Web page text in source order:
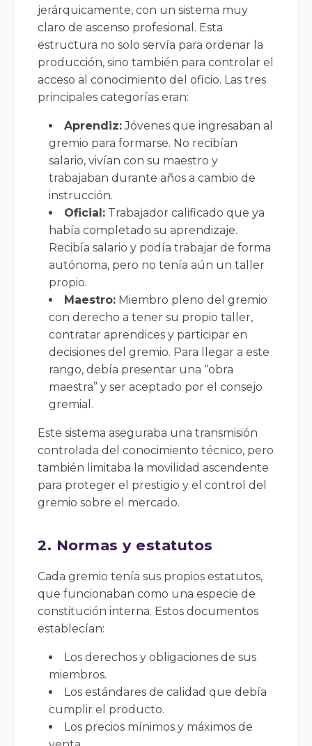
jerárquicamente, con un sistema muy
claro de ascenso profesional. Esta
estructura no solo servía para ordenar la
producción, sino también para controlar el
acceso al conocimiento del oficio. Las tres
principales categorías eran:
Aprendiz:Jóvenes que ingresaban al
gremio para formarse. No recibían
salario, vivían con su maestro y
trabajaban durante años a cambio de
instrucción.
Oficial: Trabajador calificado que ya
había completado su aprendizaje.
Recibía salario y podía trabajar de forma
autónoma, pero no tenía aún un taller
propio.
Maestro: Miembro pleno del gremio
con derecho a tener su propio taller,
contratar aprendices y participar en
decisiones del gremio. Para llegar a este
rango, debía presentar una “obra
maestra” y ser aceptado por el consejo
gremial.
Este sistema aseguraba una transmisión
controlada del conocimiento técnico, pero
también limitaba la movilidad ascendente
para proteger el prestigio y el control del
gremio sobre el mercado.
2. Normas y estatutos
Cada gremio tenía sus propios estatutos,
que funcionaban como una especie de
constitución interna. Estos documentos
establecían:
Los derechos y obligaciones de sus
miembros.
Los estándares de calidad que debía
cumplir el producto.
Los precios mínimos y máximos de